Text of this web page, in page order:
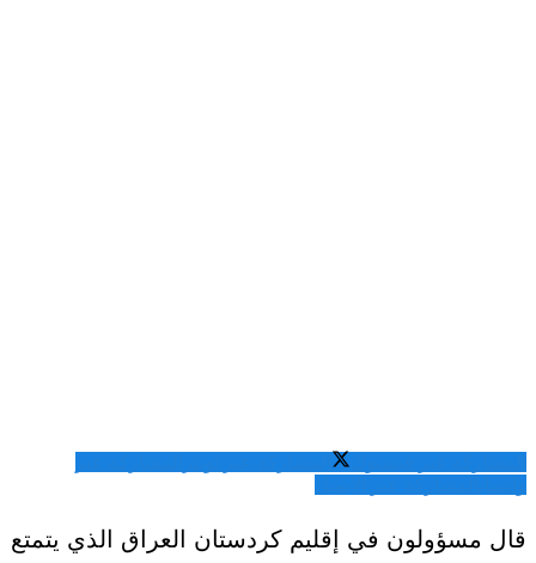
قال مسؤولون في إقليم كردستان العراق الذي يتمتع